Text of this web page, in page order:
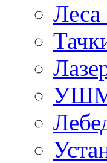
Леса
УШМ